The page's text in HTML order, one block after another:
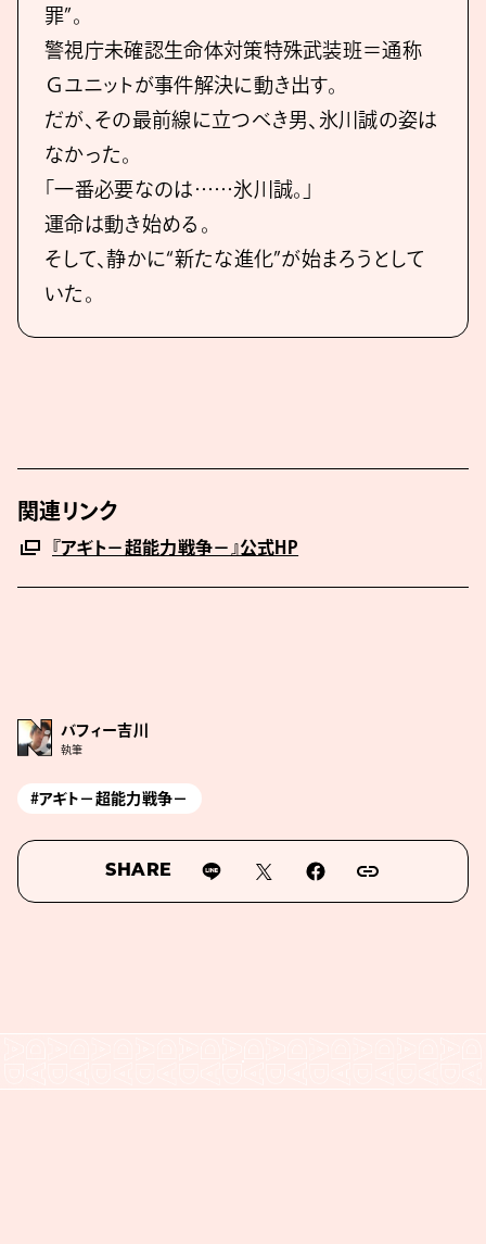
罪”。
警視庁未確認生命体対策特殊武装班＝通称
Ｇユニットが事件解決に動き出す。
だが、その最前線に立つべき男、氷川誠の姿は
なかった。
「一番必要なのは……氷川誠。」
運命は動き始める。
そして、静かに“新たな進化”が始まろうとして
いた。
関連リンク
『アギト－超能力戦争－』公式HP
バフィー吉川
執筆
#アギト－超能力戦争－
SHARE